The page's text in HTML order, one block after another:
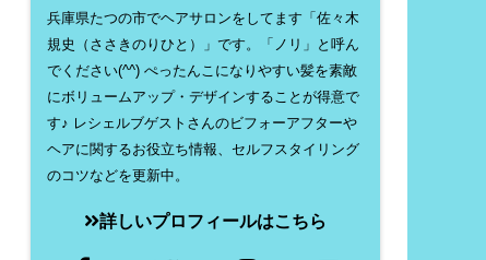
兵庫県たつの市でヘアサロンをしてます「佐々木
規史（ささきのりひと）」です。「ノリ」と呼ん
でください(^^) ぺったんこになりやすい髪を素敵
にボリュームアップ・デザインすることが得意で
す♪ レシェルブゲストさんのビフォーアフターや
ヘアに関するお役立ち情報、セルフスタイリング
のコツなどを更新中。
詳しいプロフィールはこちら